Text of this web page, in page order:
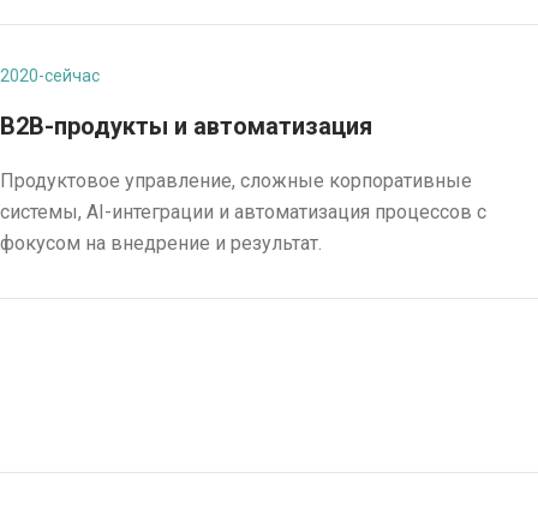
2020-сейчас
B2B-продукты и автоматизация
Продуктовое управление, сложные корпоративные
системы, AI-интеграции и автоматизация процессов с
фокусом на внедрение и результат.